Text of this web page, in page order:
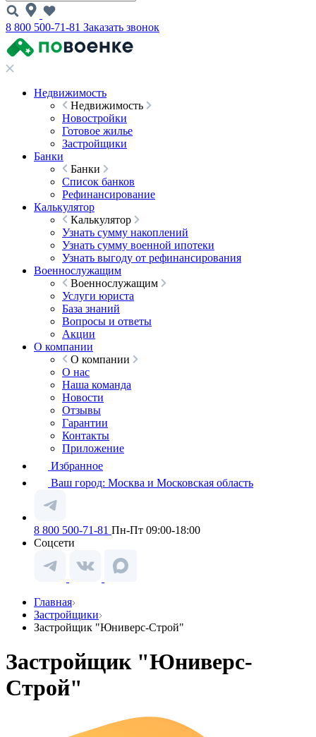
8 800 500-71-81 Заказать звонок
Недвижимость
Недвижимость
Новостройки
Готовое жилье
Застройщики
Банки
Банки
Список банков
Рефинансирование
Калькулятор
Калькулятор
Узнать сумму накоплений
Узнать сумму военной ипотеки
Узнать выгоду от рефинансирования
Военнослужащим
Военнослужащим
Услуги юриста
База знаний
Вопросы и ответы
Акции
О компании
О компании
О нас
Наша команда
Новости
Отзывы
Гарантии
Контакты
Приложение
Избранное
Ваш город: Москва и Московская область
8 800 500-71-81 Пн-Пт 09:00-18:00
Соцсети
Главная
Застройщики
Застройщик "Юниверс-Строй"
Застройщик "Юниверс-
Строй"